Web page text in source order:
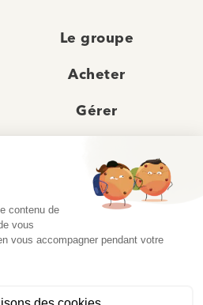
Le groupe
Acheter
Gérer
Avis clients
– Tous droits réservés –